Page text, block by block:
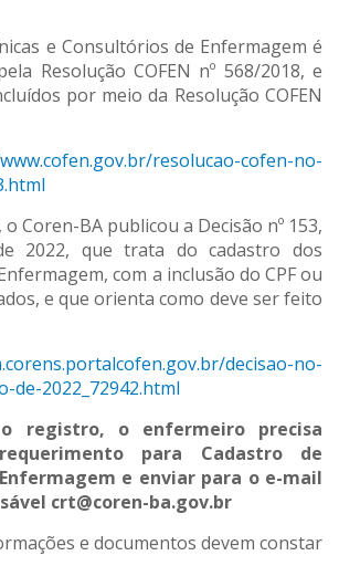
e Consultórios de Enfermagem é
Resolução COFEN nº 568/2018, e
por meio da Resolução COFEN
resolucao-cofen-no-
Coren-BA publicou a Decisão nº 153,
2022, que trata do cadastro dos
com a inclusão do CPF ou
e que orienta como deve ser feito
decisao-no-
de-2022_72942.html
registro, o enfermeiro precisa
para Cadastro de
e enviar para o e-mail
crt@coren-ba.gov.br
e documentos devem constar